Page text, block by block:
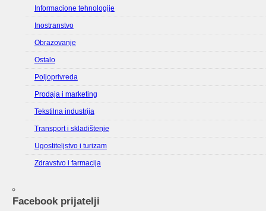
Informacione tehnologije
Inostranstvo
Obrazovanje
Ostalo
Poljoprivreda
Prodaja i marketing
Tekstilna industrija
Transport i skladištenje
Ugostiteljstvo i turizam
Zdravstvo i farmacija
Facebook prijatelji